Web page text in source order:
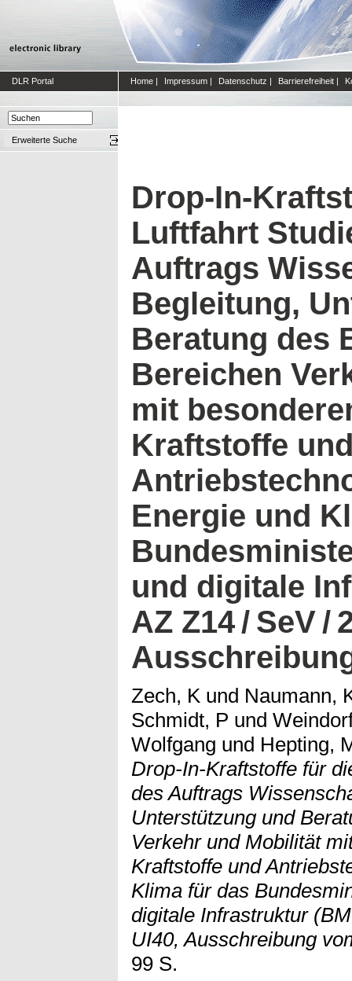
DLR Portal Home | Impressum | Datenschutz | Barrierefreiheit |
Erweiterte Suche
Drop-In-
Luftfahrt
Auftrags
Begleitung,
Beratung des
Bereichen
mit
Kraftstoffe
Energie und
und digitale
AZ Z14 / SeV /
Zech, K und Naumann,
Schmidt, P und
Wolfgang und Hepting,
Drop-In-Kraftstoffe für
des Auftrags
Unterstützung und
Verkehr und Mobilität
Kraftstoffe und
Klima für das
digitale Infrastruktur
UI40, Ausschreibung
99 S.